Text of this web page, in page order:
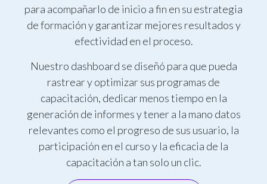
para acompañarlo de inicio a fin en su estrategia
de formación y garantizar mejores resultados y
efectividad en el proceso.
Nuestro dashboard se diseñó para que pueda
rastrear y optimizar sus programas de
capacitación, dedicar menos tiempo en la
generación de informes y tener a la mano datos
relevantes como el progreso de sus usuario, la
participación en el curso y la eficacia de la
capacitación a tan solo un clic.